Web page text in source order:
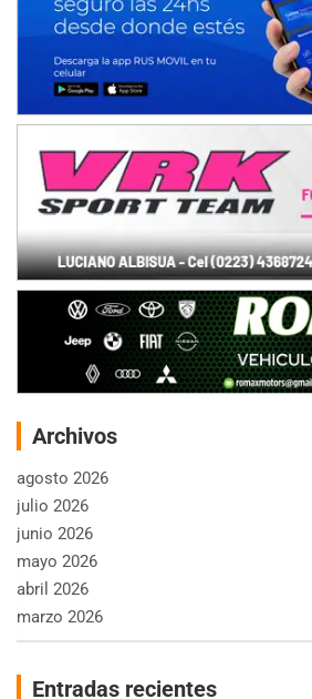
Archivos
agosto 2026
julio 2026
junio 2026
mayo 2026
abril 2026
marzo 2026
Entradas recientes